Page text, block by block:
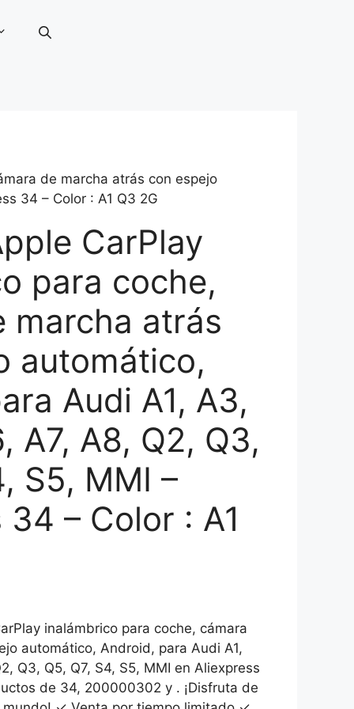
de marcha atrás con espejo
34 – Color : A1 Q3 2G
CarPlay
para coche,
marcha atrás
automático,
Audi A1, A3,
A7, A8, Q2, Q3,
S5, MMI –
– Color : A1
inalámbrico para coche, cámara
automático, Android, para Audi A1,
Q3, Q5, Q7, S4, S5, MMI en Aliexpress
de 34, 200000302 y . ¡Disfruta de